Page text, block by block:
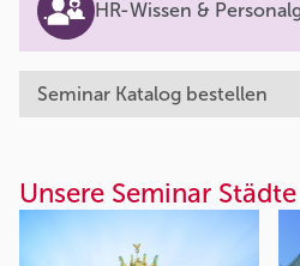
HR-Wissen &
Seminar Katalog bestellen
Unsere Seminar Städte